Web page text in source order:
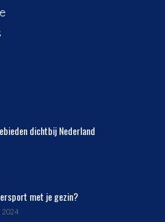
dichtbij Nederland
met je gezin?